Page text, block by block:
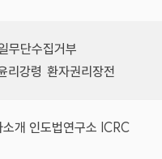
무단수집거부
리강령 환자권리장전
개 인도법연구소 ICRC